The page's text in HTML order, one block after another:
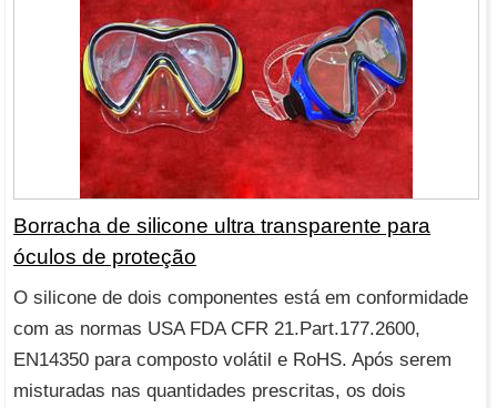
Borracha de silicone ultra transparente para
óculos de proteção
O silicone de dois componentes está em conformidade
com as normas USA FDA CFR 21.Part.177.2600,
EN14350 para composto volátil e RoHS. Após serem
misturadas nas quantidades prescritas, os dois